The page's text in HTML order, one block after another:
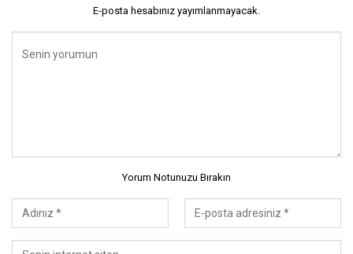
E-posta hesabınız yayımlanmayacak.
Yorum Notunuzu Bırakın